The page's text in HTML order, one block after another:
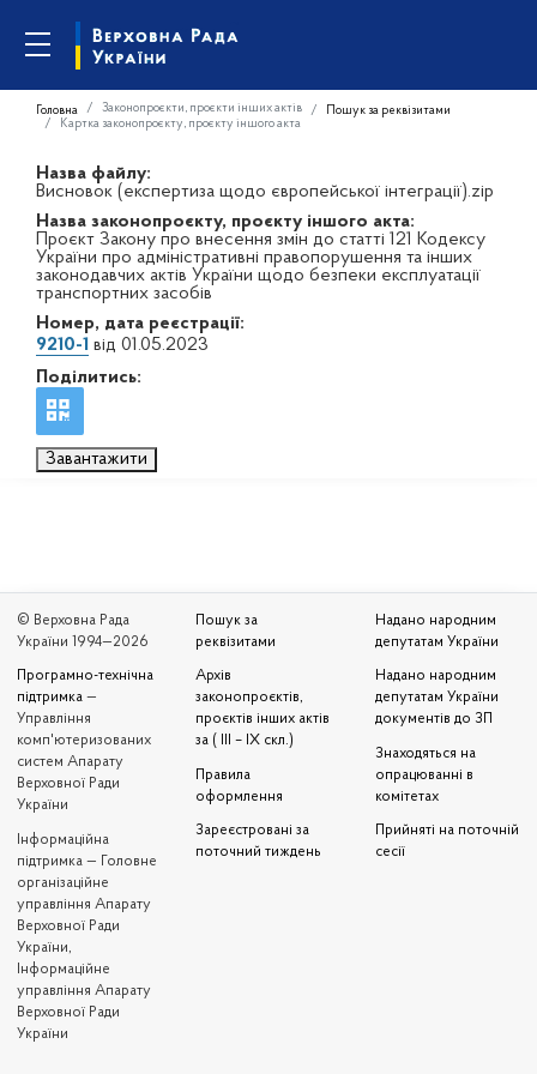
Головна Законопроєкти, проєкти інших актів
Пошук за реквізитами
Картка законопроєкту, проєкту іншого акта
Назва файлу:
Висновок (експертиза щодо європейської інтеграції).zip
Назва законопроєкту, проєкту іншого акта:
Проєкт Закону про внесення змін до статті 121 Кодексу
України про адміністративні правопорушення та інших
законодавчих актів України щодо безпеки експлуатації
транспортних засобів
Номер, дата реєстрації:
9210-1 від 01.05.2023
Поділитись:
Завантажити
© Верховна Рада
України 1994—2026
Програмно-технічна
підтримка —
Управління
комп'ютеризованих
систем Апарату
Верховної Ради
України
Iнформаційна
підтримка — Головне
організаційне
управління Апарату
Верховної Ради
України,
Інформаційне
управління Апарату
Верховної Ради
України
Пошук за
реквізитами
Архів
законопроєктів,
проєктів інших актів
за ( III – IX скл.)
Правила
оформлення
Зареєстровані за
поточний тиждень
Надано народним
депутатам України
Надано народним
депутатам України
документів до ЗП
Знаходяться на
опрацюванні в
комітетах
Прийняті на поточній
сесії